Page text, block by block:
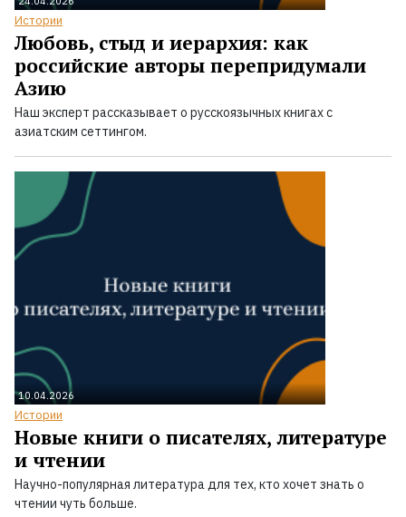
Истории
Любовь, стыд и иерархия: как
российские авторы перепридумали
Азию
Наш эксперт рассказывает о русскоязычных книгах с
азиатским сеттингом.
10.04.2026
Истории
Новые книги о писателях, литературе
и чтении
Научно-популярная литература для тех, кто хочет знать о
чтении чуть больше.